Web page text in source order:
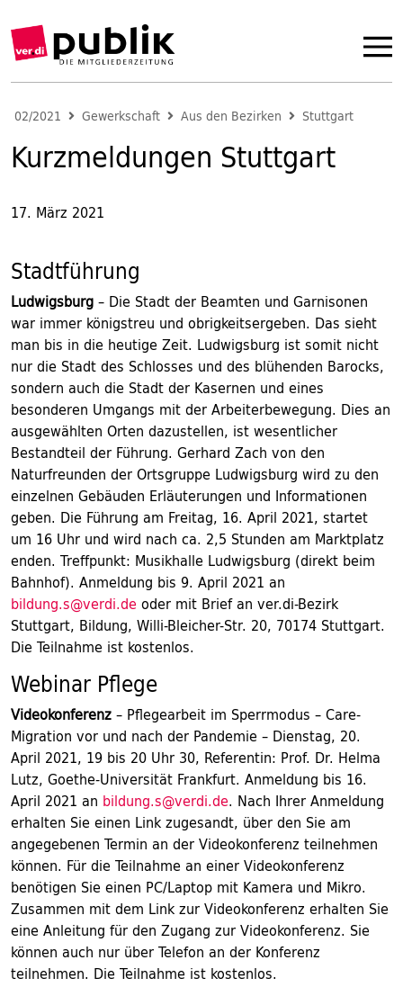
02/2021 Gewerkschaft Aus den Bezirken Stuttgart
Kurzmeldungen Stuttgart
17. März 2021
Stadtführung
Ludwigsburg– Die Stadt der Beamten und Garnisonen
war immer königstreu und obrigkeitsergeben. Das sieht
man bis in die heutige Zeit. Ludwigsburg ist somit nicht
nur die Stadt des Schlosses und des blühenden Barocks,
sondern auch die Stadt der Kasernen und eines
besonderen Umgangs mit der Arbeiterbewegung. Dies an
ausgewählten Orten dazustellen, ist wesentlicher
Bestandteil der Führung. Gerhard Zach von den
Naturfreunden der Ortsgruppe Ludwigsburg wird zu den
einzelnen Gebäuden Erläuterungen und Informationen
geben. Die Führung am Freitag, 16. April 2021, startet
um 16 Uhr und wird nach ca. 2,5 Stunden am Marktplatz
enden. Treffpunkt: Musikhalle Ludwigsburg (direkt beim
Bahnhof). Anmeldung bis 9. April 2021 an
bildung.s@verdi.de oder mit Brief an ver.di-Bezirk
Stuttgart, Bildung, Willi-Bleicher-Str. 20, 70174 Stuttgart.
Die Teilnahme ist kostenlos.
Webinar Pflege
Videokonferenz– Pflegearbeit im Sperrmodus – Care-
Migration vor und nach der Pandemie – Dienstag, 20.
April 2021, 19 bis 20 Uhr 30, Referentin: Prof. Dr. Helma
Lutz, Goethe-Universität Frankfurt. Anmeldung bis 16.
April 2021 an bildung.s@verdi.de. Nach Ihrer Anmeldung
erhalten Sie einen Link zugesandt, über den Sie am
angegebenen Termin an der Videokonferenz teilnehmen
können. Für die Teilnahme an einer Videokonferenz
benötigen Sie einen PC/Laptop mit Kamera und Mikro.
Zusammen mit dem Link zur Videokonferenz erhalten Sie
eine Anleitung für den Zugang zur Videokonferenz. Sie
können auch nur über Telefon an der Konferenz
teilnehmen. Die Teilnahme ist kostenlos.